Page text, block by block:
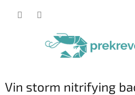
Vin storm nitrifying